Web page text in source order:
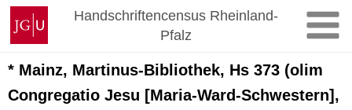
Zum
Inhalt
springen
Johannes
Gutenberg-
Universität
Mainz
Handschriftencensus Rheinland-
Pfalz
* Mainz, Martinus-Bibliothek, Hs 373 (olim
Congregatio Jesu [Maria-Ward-Schwestern],